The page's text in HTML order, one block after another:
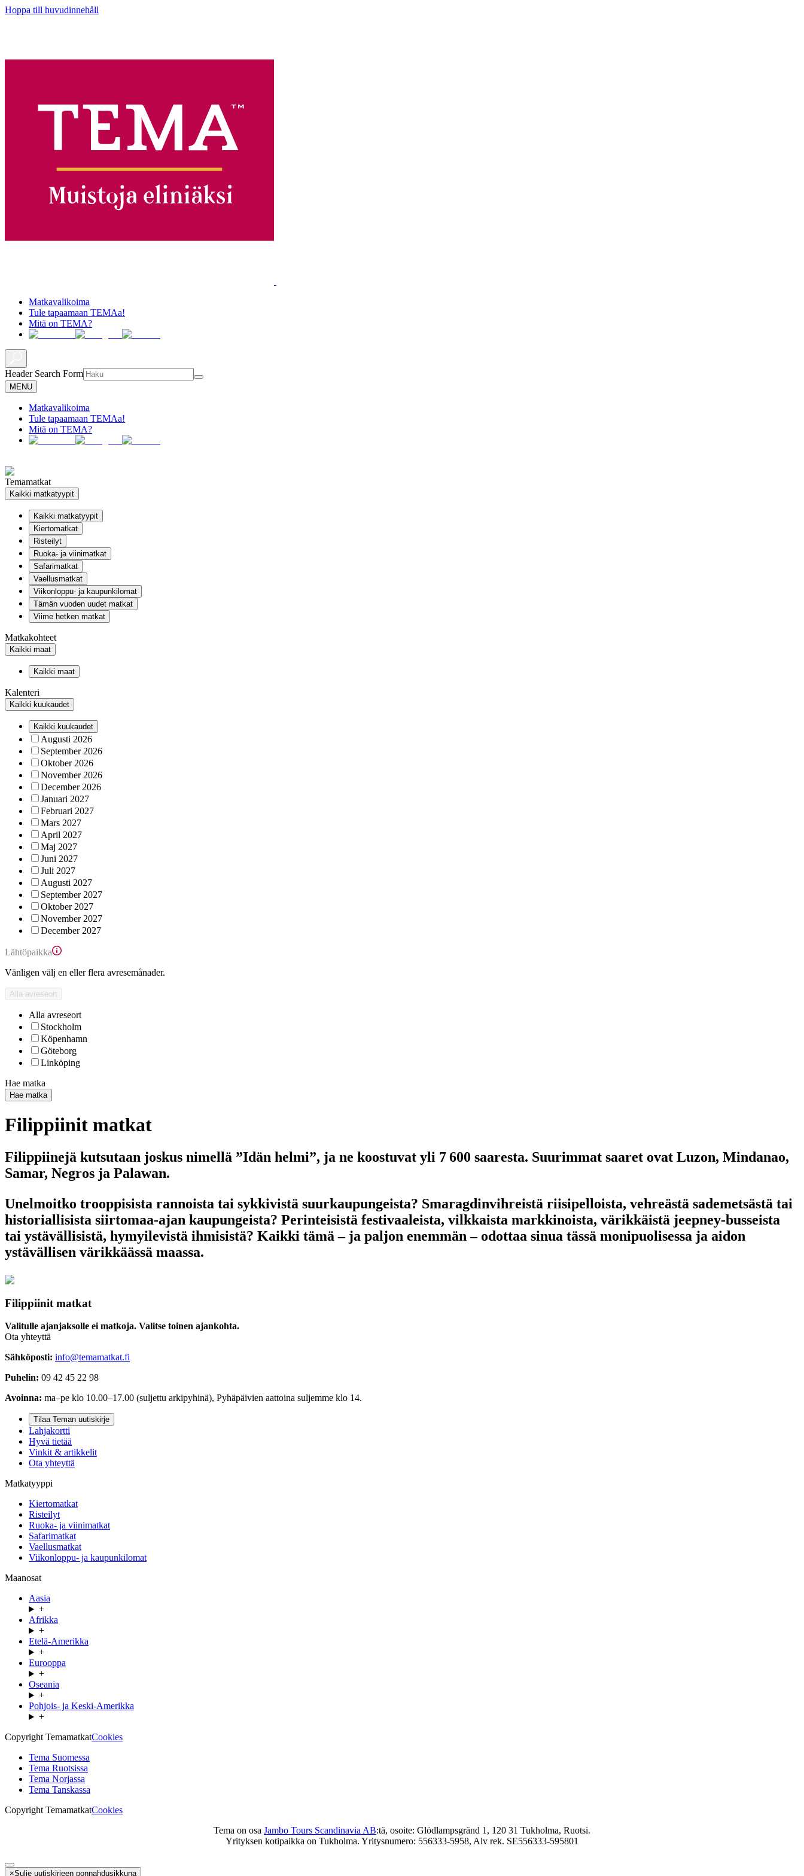
Hoppa till huvudinnehåll
Matkavalikoima
Tule tapaamaan TEMAa!
Mitä on TEMA?
Header Search Form
MENU
Matkavalikoima
Tule tapaamaan TEMAa!
Mitä on TEMA?
Temamatkat
Kaikki matkatyypit
Kaikki matkatyypit
Kiertomatkat
Risteilyt
Ruoka- ja viinimatkat
Safarimatkat
Vaellusmatkat
Viikonloppu- ja kaupunkilomat
Tämän vuoden uudet matkat
Viime hetken matkat
Matkakohteet
Kaikki maat
Kaikki maat
Kalenteri
Kaikki kuukaudet
Kaikki kuukaudet
Augusti 2026
September 2026
Oktober 2026
November 2026
December 2026
Januari 2027
Februari 2027
Mars 2027
April 2027
Maj 2027
Juni 2027
Juli 2027
Augusti 2027
September 2027
Oktober 2027
November 2027
December 2027
Lähtöpaikka
Vänligen välj en eller flera avresemånader.
Alla avreseort
Alla avreseort
Stockholm
Köpenhamn
Göteborg
Linköping
Hae matka
Hae matka
Filippiinit matkat
Filippiinejä kutsutaan joskus nimellä ”Idän helmi”, ja ne koostuvat yli 7 600 saaresta. Suurimmat saaret ovat Luzon, Mindanao,
Samar, Negros ja Palawan.
Unelmoitko trooppisista rannoista tai sykkivistä suurkaupungeista? Smaragdinvihreistä riisipelloista, vehreästä sademetsästä tai
historiallisista siirtomaa-ajan kaupungeista? Perinteisistä festivaaleista, vilkkaista markkinoista, värikkäistä jeepney-busseista
tai ystävällisistä, hymyilevistä ihmisistä? Kaikki tämä – ja paljon enemmän – odottaa sinua tässä monipuolisessa ja aidon
ystävällisen värikkäässä maassa.
Filippiinit matkat
Valitulle ajanjaksolle ei matkoja. Valitse toinen ajankohta.
Ota yhteyttä
Sähköposti: info@temamatkat.fi
Puhelin: 09 42 45 22 98
Avoinna: ma–pe klo 10.00–17.00 (suljettu arkipyhinä), Pyhäpäivien aattoina suljemme klo 14.
Tilaa Teman uutiskirje
Lahjakortti
Hyvä tietää
Vinkit & artikkelit
Ota yhteyttä
Matkatyyppi
Kiertomatkat
Risteilyt
Ruoka- ja viinimatkat
Safarimatkat
Vaellusmatkat
Viikonloppu- ja kaupunkilomat
Maanosat
Aasia
+
Afrikka
+
Etelä-Amerikka
+
Eurooppa
+
Oseania
+
Pohjois- ja Keski-Amerikka
+
Copyright TemamatkatCookies
Tema Suomessa
Tema Ruotsissa
Tema Norjassa
Tema Tanskassa
Copyright TemamatkatCookies
Tema on osa Jambo Tours Scandinavia AB:tä, osoite: Glödlampsgränd 1, 120 31 Tukholma, Ruotsi.
Yrityksen kotipaikka on Tukholma. Yritysnumero: 556333-5958, Alv rek. SE556333-595801
×Sulje uutiskirjeen ponnahdusikkuna